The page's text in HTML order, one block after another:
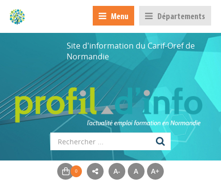
Menu Départements
Site d'information du Carif-Oref de
Normandie
A- A A+